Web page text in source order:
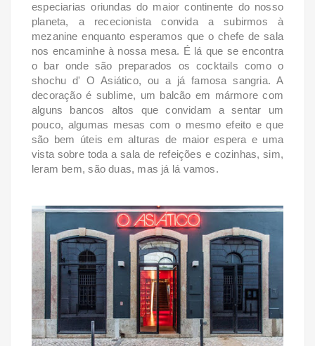
especiarias oriundas do maior continente do nosso
planeta, a rececionista convida a subirmos à
mezanine enquanto esperamos que o chefe de sala
nos encaminhe à nossa mesa. É lá que se encontra
o bar onde são preparados os cocktails como o
shochu d' O Asiático, ou a já famosa sangria. A
decoração é sublime, um balcão em mármore com
alguns bancos altos que convidam a sentar um
pouco, algumas mesas com o mesmo efeito e que
são bem úteis em alturas de maior espera e uma
vista sobre toda a sala de refeições e cozinhas, sim,
leram bem, são duas, mas já lá vamos.